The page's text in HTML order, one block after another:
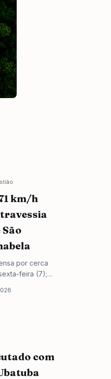
km/h
por cerca
feira (7);
litoral paulista
com